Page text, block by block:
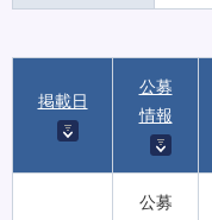
掲載日
公募
情報
公募